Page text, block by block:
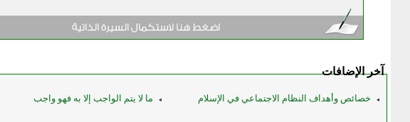
آخر الإضافات
خصائص وأهداف النظام الاجتماعي في الإسلام ما لا يتم الواجب إلا به فهو واجب